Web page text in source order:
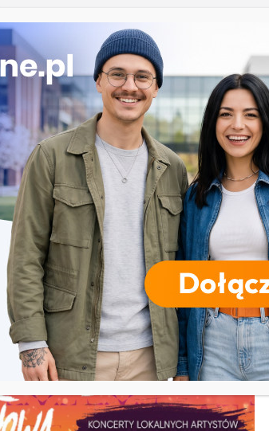
na UJD – Uniwersytet Jana
Przyrodniczy w Poznaniu
REKRUTACJA DRZWI OTWARTE